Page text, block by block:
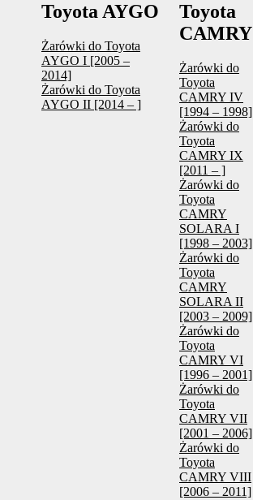
Toyota AYGO
Żarówki do Toyota
AYGO I [2005 –
2014]
Żarówki do Toyota
AYGO II [2014 – ]
Toyota
CAMRY
Żarówki do
Toyota
CAMRY IV
[1994 – 1998]
Żarówki do
Toyota
CAMRY IX
[2011 – ]
Żarówki do
Toyota
CAMRY
SOLARA I
[1998 – 2003]
Żarówki do
Toyota
CAMRY
SOLARA II
[2003 – 2009]
Żarówki do
Toyota
CAMRY VI
[1996 – 2001]
Żarówki do
Toyota
CAMRY VII
[2001 – 2006]
Żarówki do
Toyota
CAMRY VIII
[2006 – 2011]